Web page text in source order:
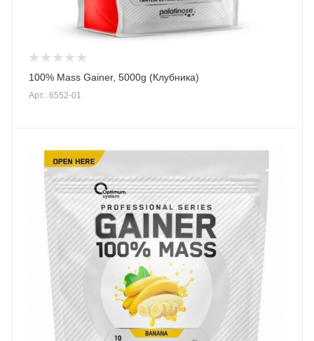
100% Mass Gainer, 5000g (Клубника)
Арт.: 6552-01